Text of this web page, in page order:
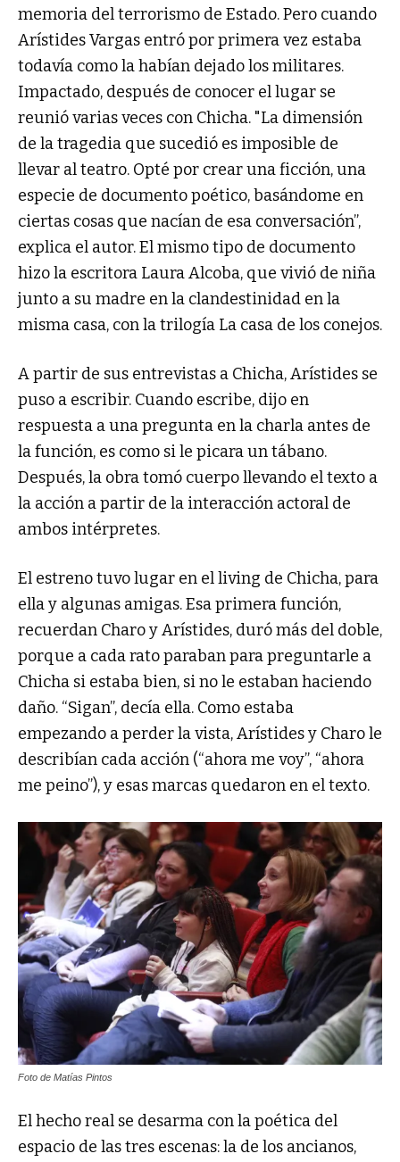
memoria del terrorismo de Estado. Pero cuando
Arístides Vargas entró por primera vez estaba
todavía como la habían dejado los militares.
Impactado, después de conocer el lugar se
reunió varias veces con Chicha. "La dimensión
de la tragedia que sucedió es imposible de
llevar al teatro. Opté por crear una ficción, una
especie de documento poético, basándome en
ciertas cosas que nacían de esa conversación”,
explica el autor. El mismo tipo de documento
hizo la escritora Laura Alcoba, que vivió de niña
junto a su madre en la clandestinidad en la
misma casa, con la trilogía La casa de los conejos.
A partir de sus entrevistas a Chicha, Arístides se
puso a escribir. Cuando escribe, dijo en
respuesta a una pregunta en la charla antes de
la función, es como si le picara un tábano.
Después, la obra tomó cuerpo llevando el texto a
la acción a partir de la interacción actoral de
ambos intérpretes.
El estreno tuvo lugar en el living de Chicha, para
ella y algunas amigas. Esa primera función,
recuerdan Charo y Arístides, duró más del doble,
porque a cada rato paraban para preguntarle a
Chicha si estaba bien, si no le estaban haciendo
daño. “Sigan”, decía ella. Como estaba
empezando a perder la vista, Arístides y Charo le
describían cada acción (“ahora me voy”, “ahora
me peino”), y esas marcas quedaron en el texto.
Foto de Matías Pintos
El hecho real se desarma con la poética del
espacio de las tres escenas: la de los ancianos,